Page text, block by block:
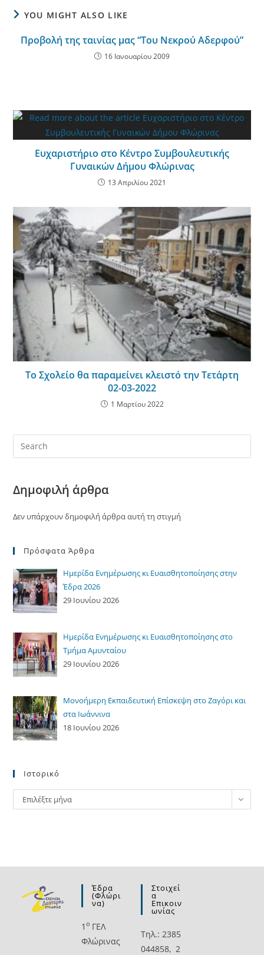
YOU MIGHT ALSO LIKE
Προβολή της ταινίας μας “Του Νεκρού Αδερφού”
16 Ιανουαρίου 2009
Ευχαριστήριο στο Κέντρο Συμβουλευτικής
Γυναικών Δήμου Φλώρινας
13 Απριλίου 2021
Το Σχολείο θα παραμείνει κλειστό την Τετάρτη
02-03-2022
1 Μαρτίου 2022
Δημοφιλή άρθρα
Δεν υπάρχουν δημοφιλή άρθρα αυτή τη στιγμή
Πρόσφατα Άρθρα
Ημερίδα Ενημέρωσης κι Ευαισθητοποίησης στην
Έδρα 2026
29 Ιουνίου 2026
Ημερίδα Ενημέρωσης κι Ευαισθητοποίησης στο
Τμήμα Αμυνταίου
29 Ιουνίου 2026
Μονοήμερη Εκπαιδευτική Επίσκεψη στο Ζαγόρι και
στα Ιωάννινα
18 Ιουνίου 2026
Ιστορικό
Ιστορικό
Επιλέξτε μήνα
Έδρα
(Φλώρι
Να)
1ο ΓΕΛ
Φλώρινας
Στοιχεί
Α
Επικοιν
Ωνίας
Τηλ.: 2385
044858, 2